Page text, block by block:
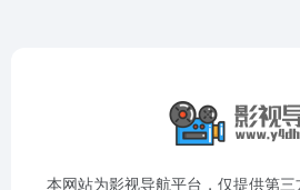
本网站为影视导航平台，仅提供第